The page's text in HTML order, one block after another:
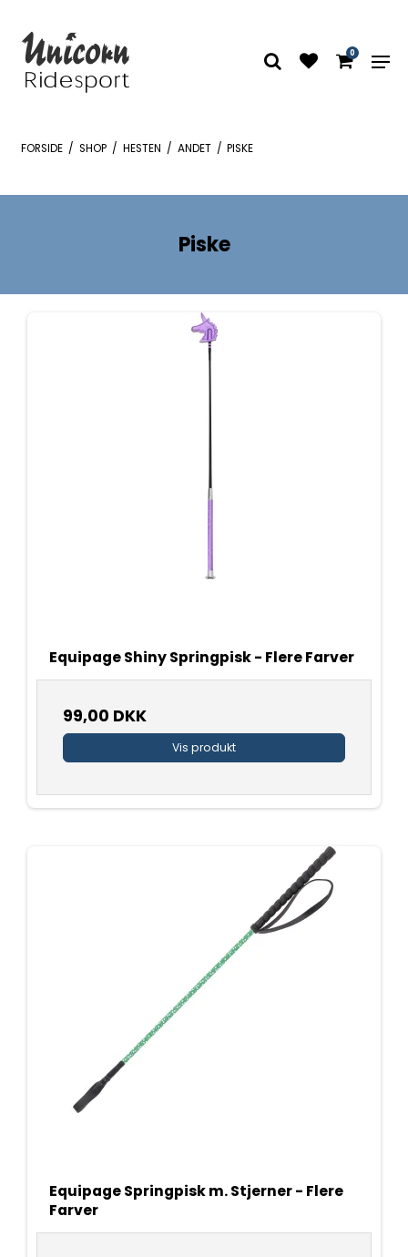
0
FORSIDE / SHOP / HESTEN / ANDET / PISKE
Piske
Equipage Shiny Springpisk - Flere Farver
99,00 DKK
Vis produkt
Equipage Springpisk m. Stjerner - Flere
Farver